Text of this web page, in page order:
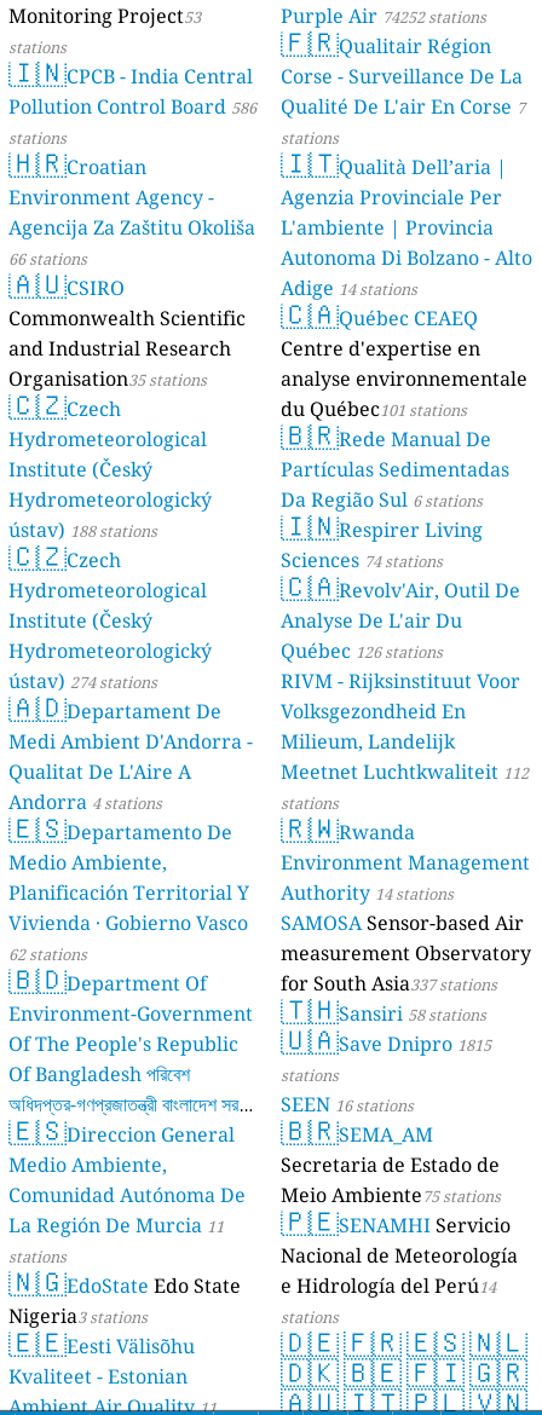
Monitoring Project53
stations
🇮🇳CPCB - India Central
Pollution Control Board 586
stations
🇭🇷Croatian
Environment Agency -
Agencija Za Zaštitu Okoliša
66 stations
🇦🇺CSIRO
Commonwealth Scientific
and Industrial Research
Organisation35 stations
🇨🇿Czech
Hydrometeorological
Institute (Český
Hydrometeorologický
ústav) 188 stations
🇨🇿Czech
Hydrometeorological
Institute (Český
Hydrometeorologický
ústav) 274 stations
🇦🇩Departament De
Medi Ambient D'Andorra -
Qualitat De L'Aire A
Andorra 4 stations
🇪🇸Departamento De
Medio Ambiente,
Planificación Territorial Y
Vivienda · Gobierno Vasco
62 stations
🇧🇩Department Of
Environment-Government
Of The People's Republic
Of Bangladesh পরিবেশ
অধিদপ্তর-গণপ্রজাতন্ত্রী বাংলাদেশ সরকার
17 stations
🇪🇸Direccion General
Medio Ambiente,
Comunidad Autónoma De
La Región De Murcia 11
stations
🇳🇬EdoState Edo State
Nigeria3 stations
🇪🇪Eesti Välisõhu
Kvaliteet - Estonian
Ambient Air Quality 11
Purple Air 74252 stations
🇫🇷Qualitair Région
Corse - Surveillance De La
Qualité De L'air En Corse 7
stations
🇮🇹Qualità Dell’aria |
Agenzia Provinciale Per
L'ambiente | Provincia
Autonoma Di Bolzano - Alto
Adige 14 stations
🇨🇦Québec CEAEQ
Centre d'expertise en
analyse environnementale
du Québec101 stations
🇧🇷Rede Manual De
Partículas Sedimentadas
Da Região Sul 6 stations
🇮🇳Respirer Living
Sciences 74 stations
🇨🇦Revolv'Air, Outil De
Analyse De L'air Du
Québec 126 stations
RIVM - Rijksinstituut Voor
Volksgezondheid En
Milieum, Landelijk
Meetnet Luchtkwaliteit 112
stations
🇷🇼Rwanda
Environment Management
Authority 14 stations
SAMOSASensor-based Air
measurement Observatory
for South Asia337 stations
🇹🇭Sansiri 58 stations
🇺🇦Save Dnipro 1815
stations
SEEN 16 stations
🇧🇷SEMA_AM
Secretaria de Estado de
Meio Ambiente75 stations
🇵🇪SENAMHIServicio
Nacional de Meteorología
e Hidrología del Perú14
stations
🇩🇪🇫🇷🇪🇸🇳🇱
🇩🇰🇧🇪🇫🇮🇬🇷
🇦🇺🇮🇹🇵🇱🇻🇳